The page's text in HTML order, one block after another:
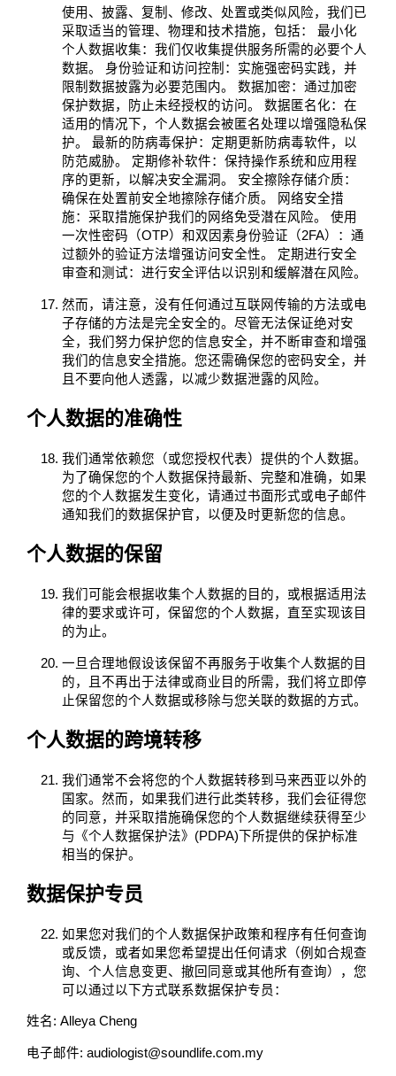
使用、披露、复制、修改、处置或类似风险，我们已
采取适当的管理、物理和技术措施，包括： 最小化
个人数据收集：我们仅收集提供服务所需的必要个人
数据。 身份验证和访问控制：实施强密码实践，并
限制数据披露为必要范围内。 数据加密：通过加密
保护数据，防止未经授权的访问。 数据匿名化：在
适用的情况下，个人数据会被匿名处理以增强隐私保
护。 最新的防病毒保护：定期更新防病毒软件，以
防范威胁。 定期修补软件：保持操作系统和应用程
序的更新，以解决安全漏洞。 安全擦除存储介质：
确保在处置前安全地擦除存储介质。 网络安全措
施：采取措施保护我们的网络免受潜在风险。 使用
一次性密码（OTP）和双因素身份验证（2FA）：通
过额外的验证方法增强访问安全性。 定期进行安全
审查和测试：进行安全评估以识别和缓解潜在风险。
然而，请注意，没有任何通过互联网传输的方法或电
子存储的方法是完全安全的。尽管无法保证绝对安
全，我们努力保护您的信息安全，并不断审查和增强
我们的信息安全措施。您还需确保您的密码安全，并
且不要向他人透露，以减少数据泄露的风险。
个人数据的准确性
我们通常依赖您（或您授权代表）提供的个人数据。
为了确保您的个人数据保持最新、完整和准确，如果
您的个人数据发生变化，请通过书面形式或电子邮件
通知我们的数据保护官，以便及时更新您的信息。
个人数据的保留
我们可能会根据收集个人数据的目的，或根据适用法
律的要求或许可，保留您的个人数据，直至实现该目
的为止。
一旦合理地假设该保留不再服务于收集个人数据的目
的，且不再出于法律或商业目的所需，我们将立即停
止保留您的个人数据或移除与您关联的数据的方式。
个人数据的跨境转移
我们通常不会将您的个人数据转移到马来西亚以外的
国家。然而，如果我们进行此类转移，我们会征得您
的同意，并采取措施确保您的个人数据继续获得至少
与《个人数据保护法》(PDPA)下所提供的保护标准
相当的保护。
数据保护专员
如果您对我们的个人数据保护政策和程序有任何查询
或反馈，或者如果您希望提出任何请求（例如合规查
询、个人信息变更、撤回同意或其他所有查询），您
可以通过以下方式联系数据保护专员：
姓名: Alleya Cheng
电子邮件: audiologist@soundlife.com.my